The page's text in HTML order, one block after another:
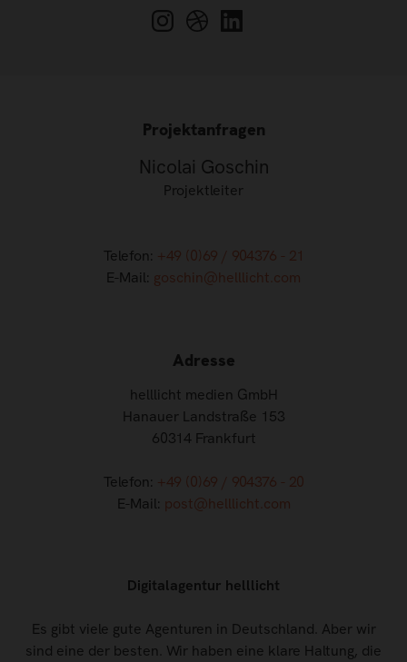
Projektanfragen
Nicolai Goschin
Projektleiter
Telefon: +49 (0)69 / 904376 - 21
E-Mail: goschin@helllicht.com
Adresse
helllicht medien GmbH
Hanauer Landstraße 153
60314 Frankfurt
Telefon: +49 (0)69 / 904376 - 20
E-Mail: post@helllicht.com
Digitalagentur helllicht
Es gibt viele gute Agenturen in Deutschland. Aber wir
sind eine der besten. Wir haben eine klare Haltung, die